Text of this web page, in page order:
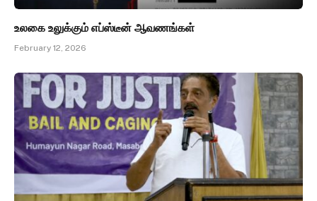
உலகை உலுக்கும் எப்ஸ்டீன் ஆவணங்கள்
February 12, 2026